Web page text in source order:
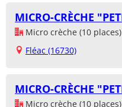
MICRO-CRÈCHE
Micro crèche (10 places)
Fléac (16730)
MICRO-CRÈCHE
Micro crèche (10 places)